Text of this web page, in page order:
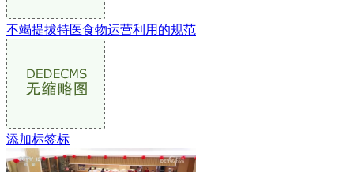
不竭提拔特医食物运营利用的规范
添加标签标